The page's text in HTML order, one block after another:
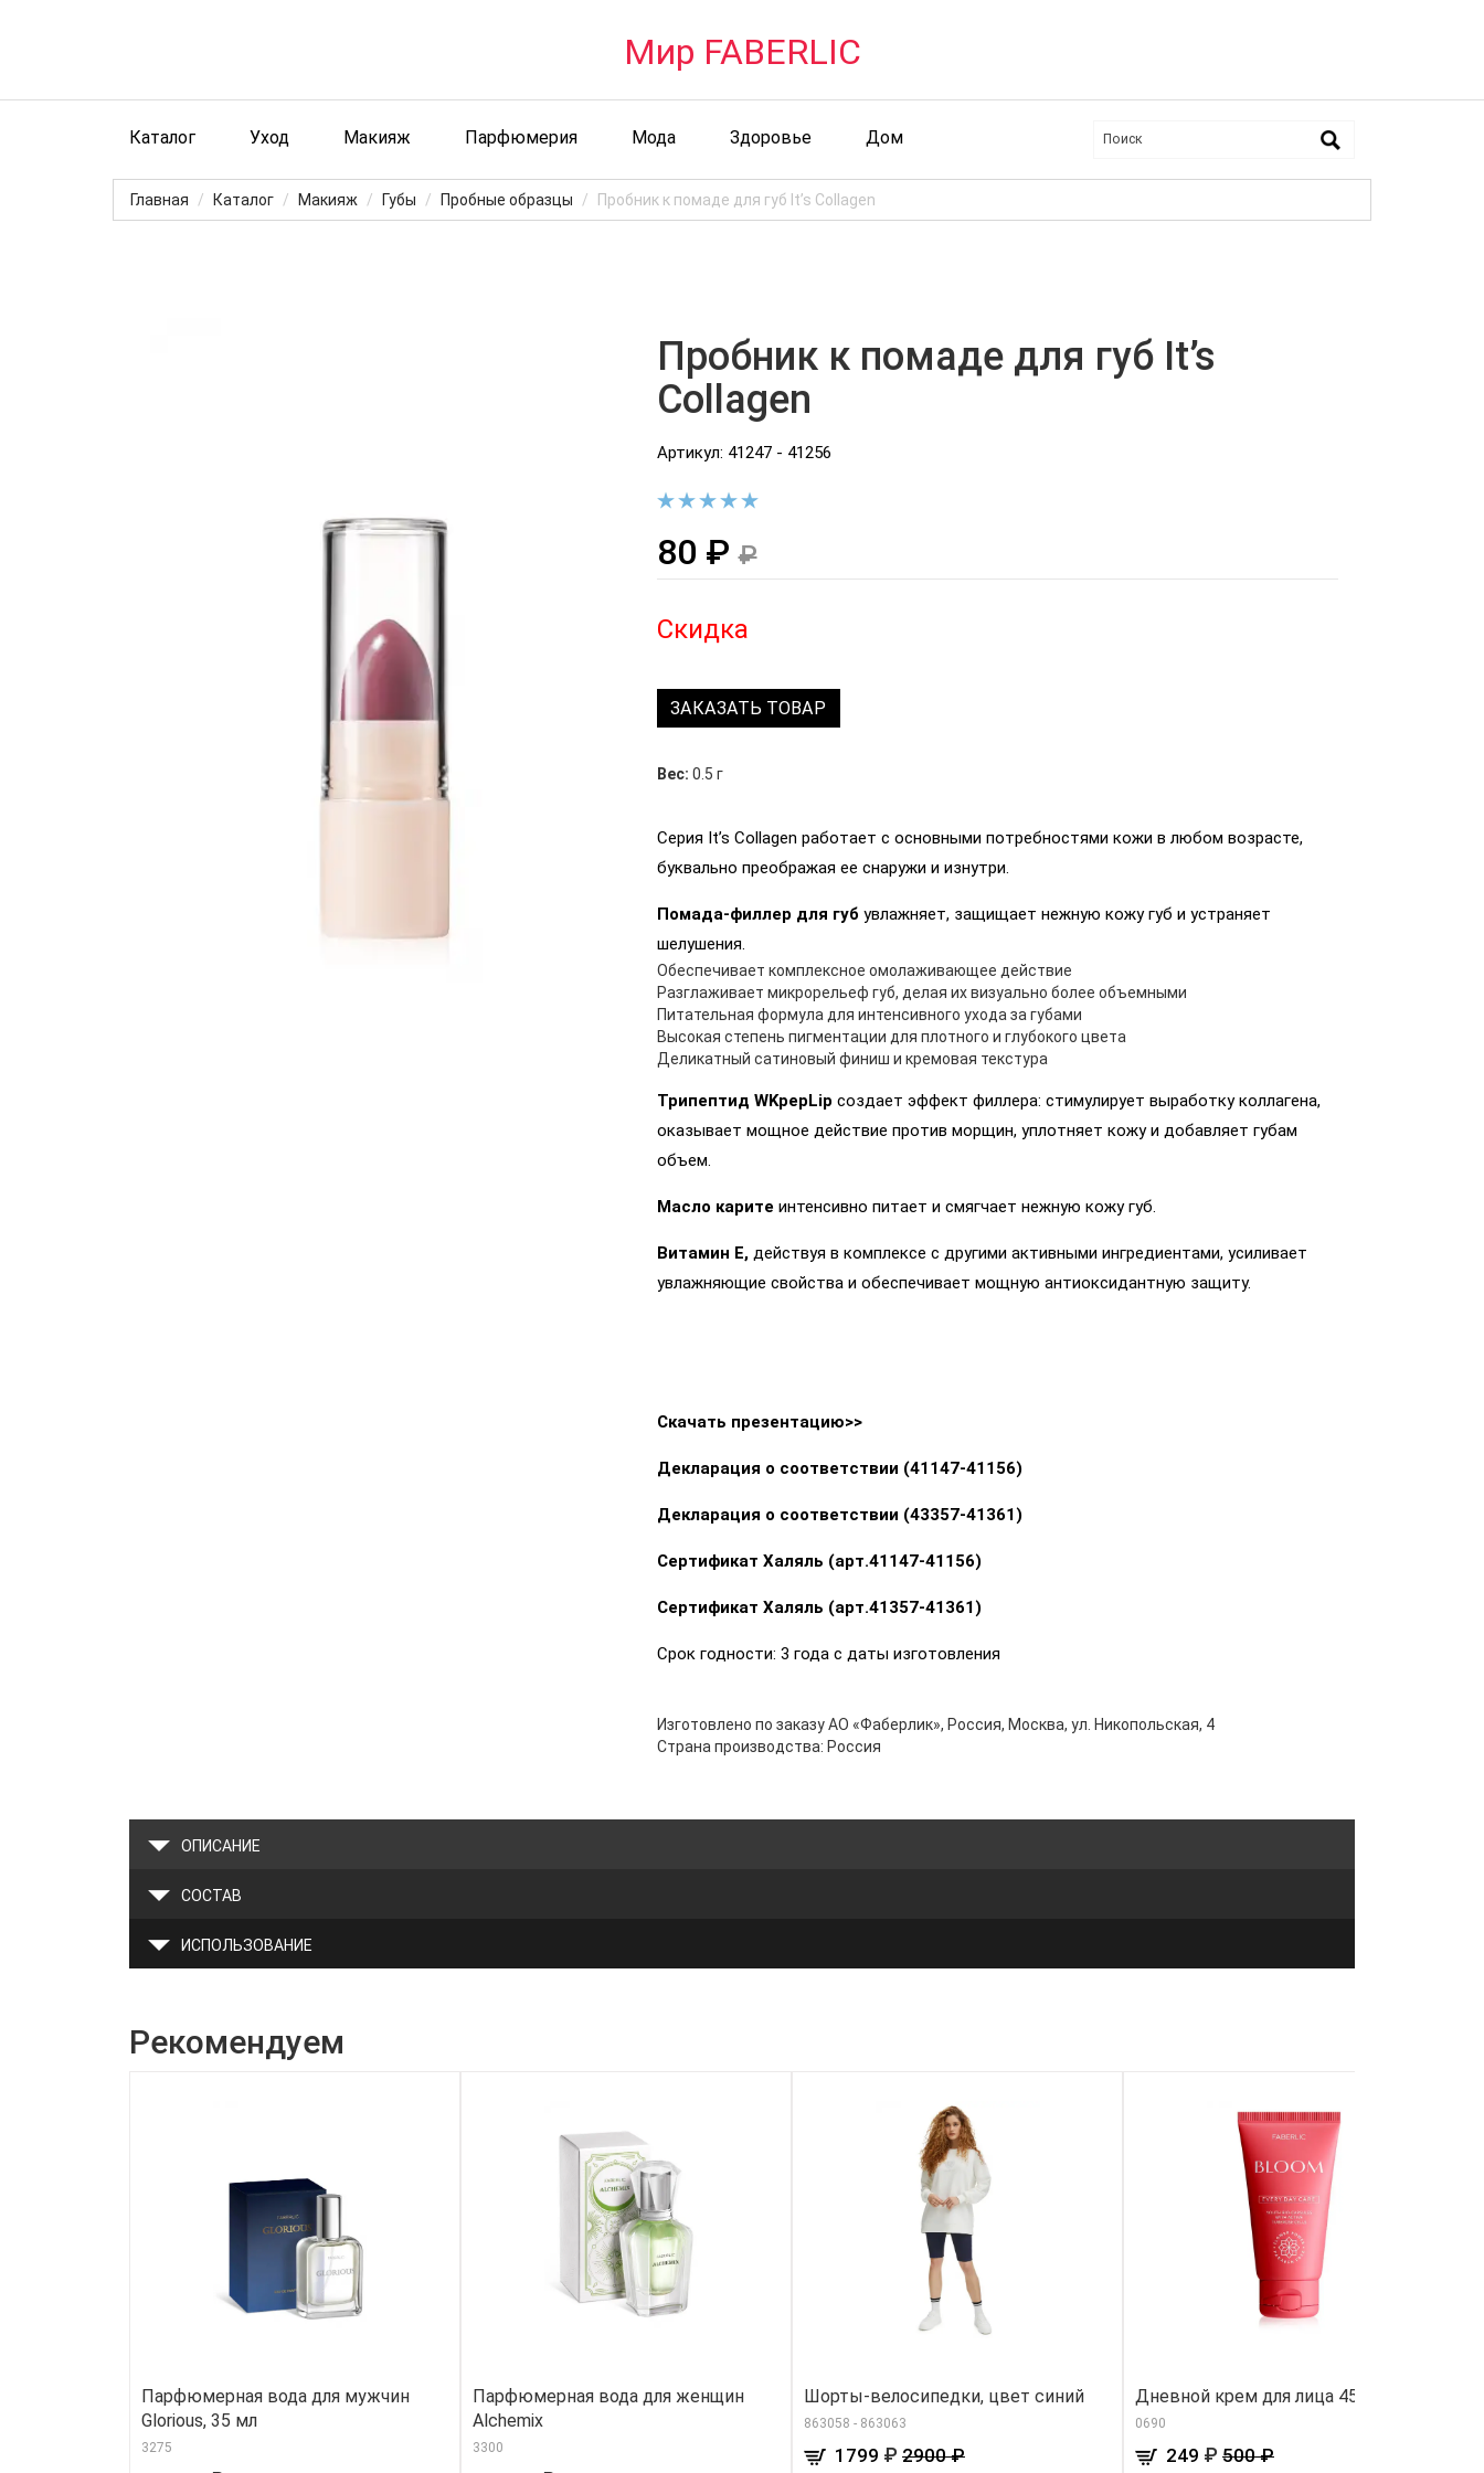
Мир FABERLIC
Каталог Уход Макияж Парфюмерия Мода Здоровье Дом
Главная Каталог Макияж Губы Пробные образцы Пробник к помаде для губ It’s Collagen
Пробник к помаде для губ It’s
Collagen
Артикул: 41247 - 41256
80 ₽₽
Скидка
ЗАКАЗАТЬ ТОВАР
Вес: 0.5 г
Серия It’s Collagen работает с основными потребностями кожи в любом возрасте,
буквально преображая ее снаружи и изнутри.
Помада-филлер для губ увлажняет, защищает нежную кожу губ и устраняет
шелушения.
Обеспечивает комплексное омолаживающее действие
Разглаживает микрорельеф губ, делая их визуально более объемными
Питательная формула для интенсивного ухода за губами
Высокая степень пигментации для плотного и глубокого цвета
Деликатный сатиновый финиш и кремовая текстура
Трипептид WKpepLip создает эффект филлера: стимулирует выработку коллагена,
оказывает мощное действие против морщин, уплотняет кожу и добавляет губам
объем.
Масло карите интенсивно питает и смягчает нежную кожу губ.
Витамин Е,действуя в комплексе с другими активными ингредиентами, усиливает
увлажняющие свойства и обеспечивает мощную антиоксидантную защиту.
Скачать презентацию>>
Декларация о соответствии (41147-41156)
Декларация о соответствии (43357-41361)
Сертификат Халяль (арт.41147-41156)
Сертификат Халяль (арт.41357-41361)
Срок годности: 3 года с даты изготовления
Изготовлено по заказу АО «Фаберлик», Россия, Москва, ул. Никопольская, 4
Страна производства: Россия
ОПИСАНИЕ
СОСТАВ
ИСПОЛЬЗОВАНИЕ
Рекомендуем
Парфюмерная вода для мужчин
Glorious, 35 мл
3275
Парфюмерная вода для женщин
Alchemix
3300
Шорты-велосипедки, цвет синий
863058 - 863063
1799 ₽ 2900 ₽
Дневной крем для лица 45+ Bloom
0690
249 ₽ 500 ₽